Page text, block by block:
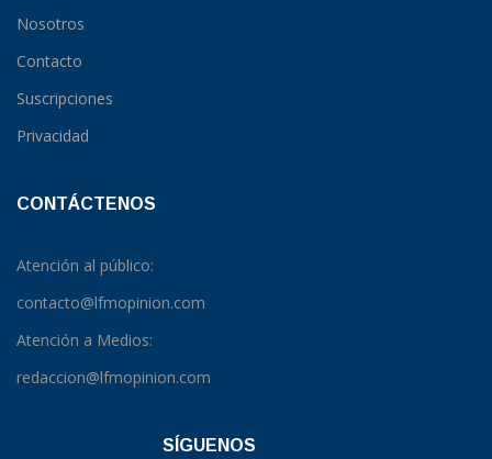
Nosotros
Contacto
Suscripciones
Privacidad
CONTÁCTENOS
Atención al público:
contacto@lfmopinion.com
Atención a Medios:
redaccion@lfmopinion.com
SÍGUENOS